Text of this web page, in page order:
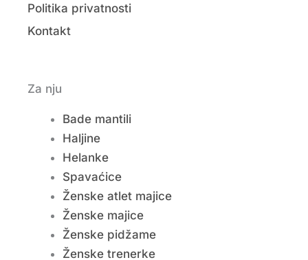
Politika privatnosti
Kontakt
Za nju
Bade mantili
Haljine
Helanke
Spavaćice
Ženske atlet majice
Ženske majice
Ženske pidžame
Ženske trenerke